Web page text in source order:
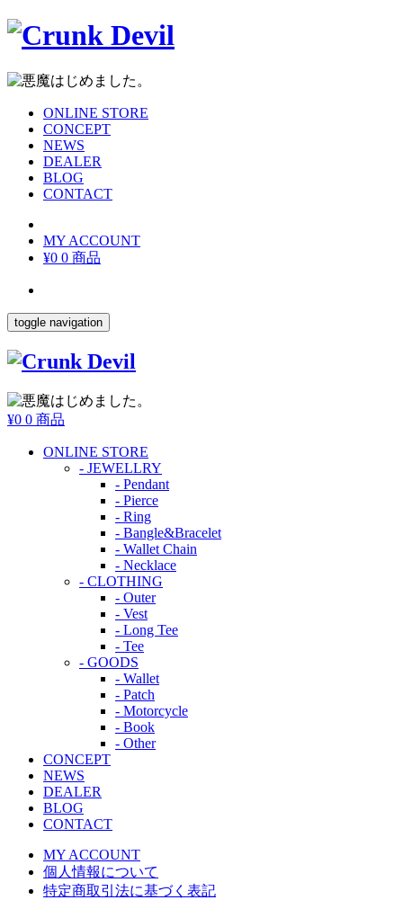
ONLINE STORE
CONCEPT
NEWS
DEALER
BLOG
CONTACT
MY ACCOUNT
¥0 0 商品
toggle navigation
¥0 0 商品
ONLINE STORE
- JEWELLRY
- Pendant
- Pierce
- Ring
- Bangle&Bracelet
- Wallet Chain
- Necklace
- CLOTHING
- Outer
- Vest
- Long Tee
- Tee
- GOODS
- Wallet
- Patch
- Motorcycle
- Book
- Other
CONCEPT
NEWS
DEALER
BLOG
CONTACT
MY ACCOUNT
個人情報について
特定商取引法に基づく表記